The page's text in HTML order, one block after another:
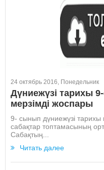
24 октябрь 2016, Понедельник
Дүниежүзі тарихы
мерзімді жоспары
9- сынып дүниежүзі тарихы
сабақтар топтамасының
Сабақтың...
Читать далее